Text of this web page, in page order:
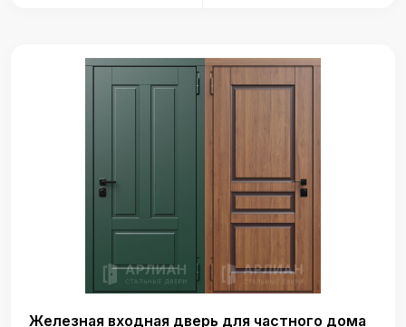
Железная входная дверь для частного дома